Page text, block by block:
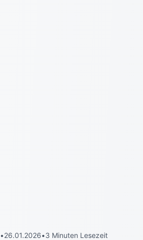
•26.01.2026•3 Minuten Lesezeit